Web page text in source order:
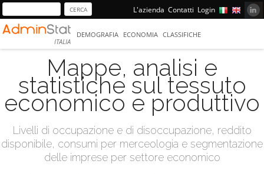
L'azienda Contatti Login
ITALIA
DEMOGRAFIA ECONOMIA CLASSIFICHE
Mappe, analisi e
statistiche sul tessuto
economico e produttivo
Livelli di occupazione e di disoccupazione, reddito
disponibile, consumi per merceologia e segmentazione
delle imprese per settore economico